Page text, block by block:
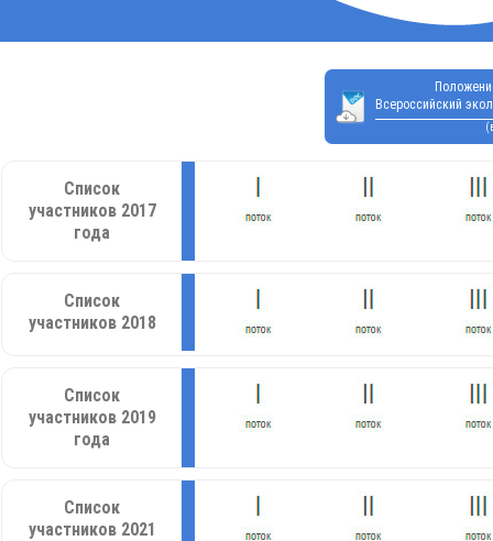
Всероссийский
Список
участников 2017
года
Список
участников 2018
Список
участников 2019
года
Список
участников 2021